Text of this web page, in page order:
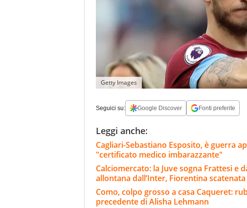
Getty Images
Seguici su: Google Discover Fonti preferite
Leggi anche:
Cagliari-Sebastiano Esposito, è guerra
"certificato medico imbarazzante"
Calciomercato: la Juve sogna Frattesi e
allontana dall’Inter, Fiorentina scatenata
Como, colpo grosso a casa Caqueret:
precedente di Alisha Lehmann